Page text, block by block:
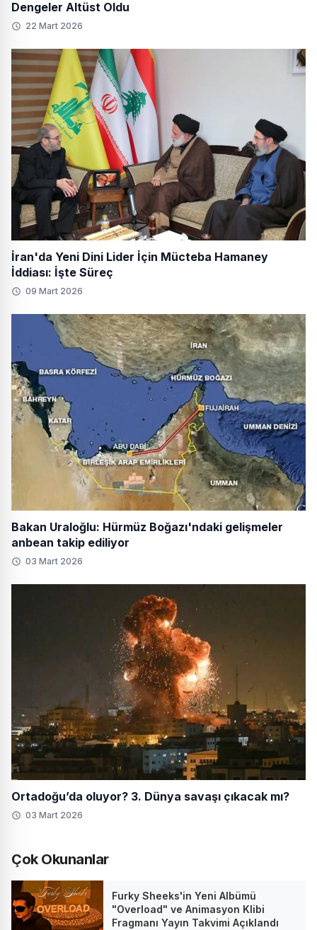
Dengeler Altüst Oldu
22 Mart 2026
İran'da Yeni Dini Lider İçin Mücteba Hamaney
İddiası: İşte Süreç
09 Mart 2026
Bakan Uraloğlu: Hürmüz Boğazı'ndaki gelişmeler
anbean takip ediliyor
03 Mart 2026
Ortadoğu’da oluyor? 3. Dünya savaşı çıkacak mı?
03 Mart 2026
Çok Okunanlar
Furky Sheeks'in Yeni Albümü
"Overload" ve Animasyon Klibi
Fragmanı Yayın Takvimi Açıklandı